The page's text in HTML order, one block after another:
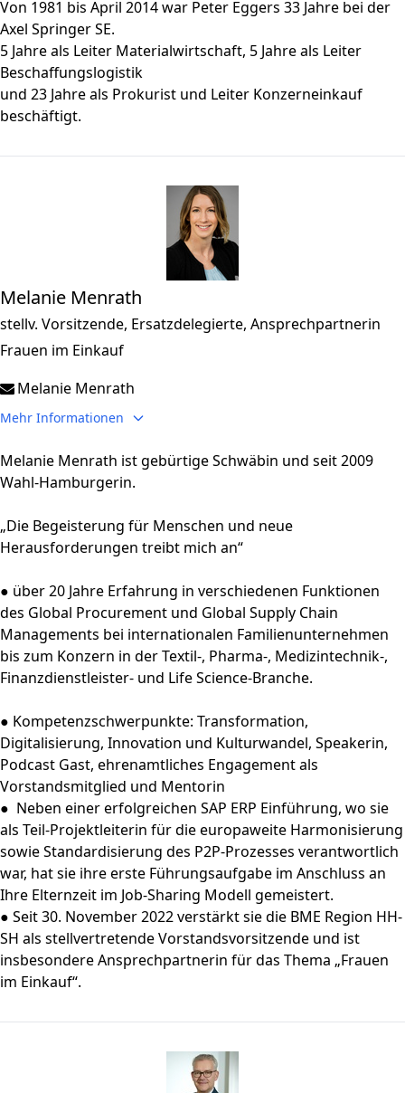
Von 1981 bis April 2014 war Peter Eggers 33 Jahre bei der
Axel Springer SE.
5 Jahre als Leiter Materialwirtschaft, 5 Jahre als Leiter
Beschaffungslogistik
und 23 Jahre als Prokurist und Leiter Konzerneinkauf
beschäftigt.
Melanie Menrath
stellv. Vorsitzende, Ersatzdelegierte, Ansprechpartnerin
Frauen im Einkauf
Melanie Menrath
Mehr Informationen
anzeigen
Melanie Menrath ist gebürtige Schwäbin und seit 2009
Wahl-Hamburgerin.
„Die Begeisterung für Menschen und neue
Herausforderungen treibt mich an“
● über 20 Jahre Erfahrung in verschiedenen Funktionen
des Global Procurement und Global Supply Chain
Managements bei internationalen Familienunternehmen
bis zum Konzern in der Textil-, Pharma-, Medizintechnik-,
Finanzdienstleister- und Life Science-Branche.
● Kompetenzschwerpunkte: Transformation,
Digitalisierung, Innovation und Kulturwandel, Speakerin,
Podcast Gast, ehrenamtliches Engagement als
Vorstandsmitglied und Mentorin
● Neben einer erfolgreichen SAP ERP Einführung, wo sie
als Teil-Projektleiterin für die europaweite Harmonisierung
sowie Standardisierung des P2P-Prozesses verantwortlich
war, hat sie ihre erste Führungsaufgabe im Anschluss an
Ihre Elternzeit im Job-Sharing Modell gemeistert.
● Seit 30. November 2022 verstärkt sie die BME Region HH-
SH als stellvertretende Vorstandsvorsitzende und ist
insbesondere Ansprechpartnerin für das Thema „Frauen
im Einkauf“.